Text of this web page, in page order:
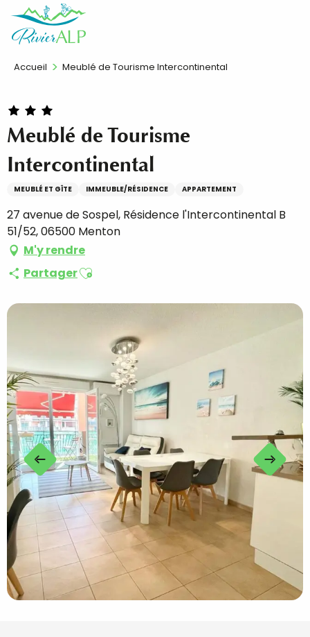
contenu
FR
Accueil Meublé de Tourisme Intercontinental
Meublé de Tourisme
Intercontinental
MEUBLÉ ET GÎTE IMMEUBLE/RÉSIDENCE APPARTEMENT
27 avenue de Sospel, Résidence l'Intercontinental B
51/52, 06500 Menton
M'y rendre
PartagerAjouter aux favoris